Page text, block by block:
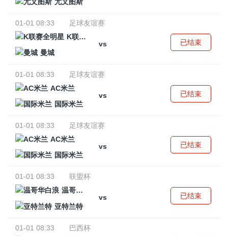
01-01 08:33
足球友谊赛
K联赛全明星
vs
曼城
已结束
01-01 08:33
足球友谊赛
AC米兰
vs
国际米兰
已结束
01-01 08:33
足球友谊赛
AC米兰
vs
国际米兰
已结束
01-01 08:33
联盟杯
温哥华白浪
vs
亚特兰特
已结束
01-01 08:33
巴西杯